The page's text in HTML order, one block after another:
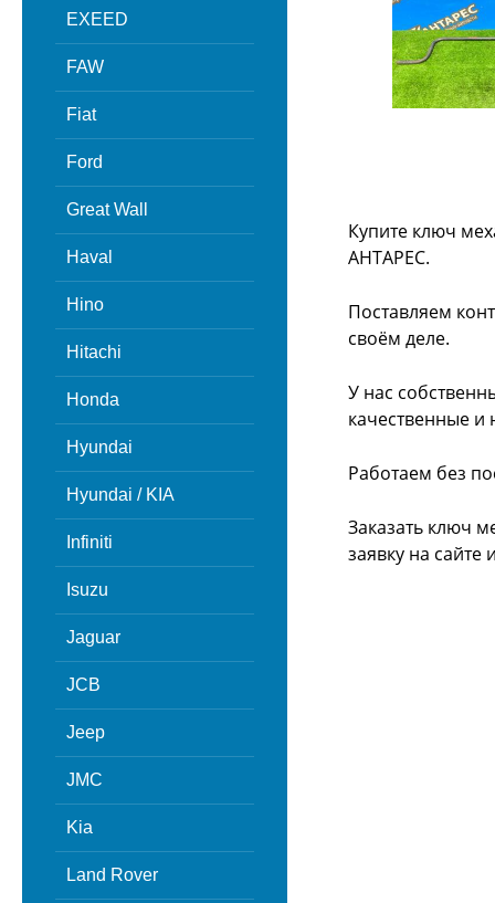
EXEED
FAW
Fiat
Ford
Great Wall
Haval
Hino
Hitachi
Honda
Hyundai
Hyundai / KIA
Infiniti
Isuzu
Jaguar
JCB
Jeep
JMC
Kia
Land Rover
Купите ключ
АНТАРЕС.
Поставляем
своём деле.
У нас
качественные и
Работаем без
Заказать ключ
заявку на сайте